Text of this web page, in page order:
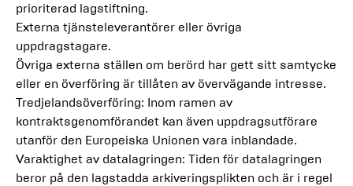
prioriterad lagstiftning.
Externa tjänsteleverantörer eller övriga
uppdragstagare.
Övriga externa ställen om berörd har gett sitt samtycke
eller en överföring är tillåten av övervägande intresse.
Tredjelandsöverföring: Inom ramen av
kontraktsgenomförandet kan även uppdragsutförare
utanför den Europeiska Unionen vara inblandade.
Varaktighet av datalagringen: Tiden för datalagringen
beror på den lagstadda arkiveringsplikten och är i regel